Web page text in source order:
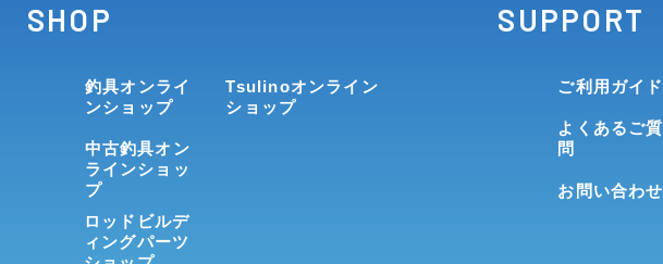
SHOP
釣具オンライ
ンショップ
中古釣具オン
ラインショッ
プ
ロッドビルデ
ィングパーツ
Tsulinoオンライン
ショップ
SUPPORT
ご利用ガイド
よくあるご質
問
お問い合わせ